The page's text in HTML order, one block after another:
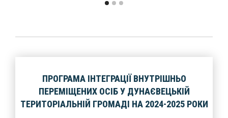
ПРОГРАМА ІНТЕГРАЦІЇ ВНУТРІШНЬО
ПЕРЕМІЩЕНИХ ОСІБ У ДУНАЄВЕЦЬКІЙ
ТЕРИТОРІАЛЬНІЙ ГРОМАДІ НА 2024-2025 РОКИ